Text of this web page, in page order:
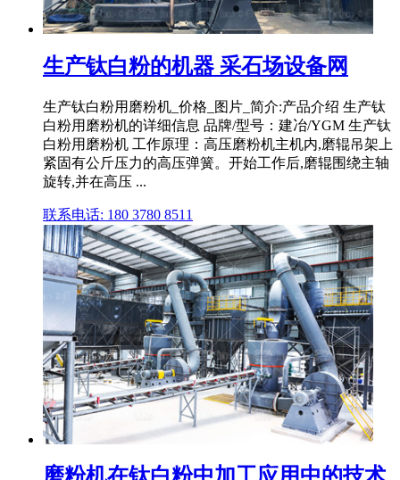
生产钛白粉的机器 采石场设备网
生产钛白粉用磨粉机_价格_图片_简介:产品介绍 生产钛
白粉用磨粉机的详细信息 品牌/型号：建冶/YGM 生产钛
白粉用磨粉机 工作原理：高压磨粉机主机内,磨辊吊架上
紧固有公斤压力的高压弹簧。开始工作后,磨辊围绕主轴
旋转,并在高压 ...
联系电话: 180 3780 8511